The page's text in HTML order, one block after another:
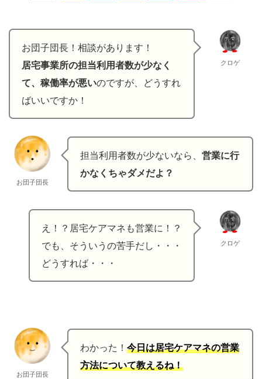
お団子団長！相談があります！
居宅事業所の担当利用者数が少なく
て、稼働率が悪いのですが、どうすれ
ばいいですか！
クロゲ
お団子団長
担当利用者数が少ないなら、 営業に行
かなくちゃダメだよ？
え！？居宅ケアマネも営業に！？
でも、そういうの苦手だし・・・
どうすれば・・・
クロゲ
お団子団長
わかった！ 今日は居宅ケアマネの営業
方法について教えるね！